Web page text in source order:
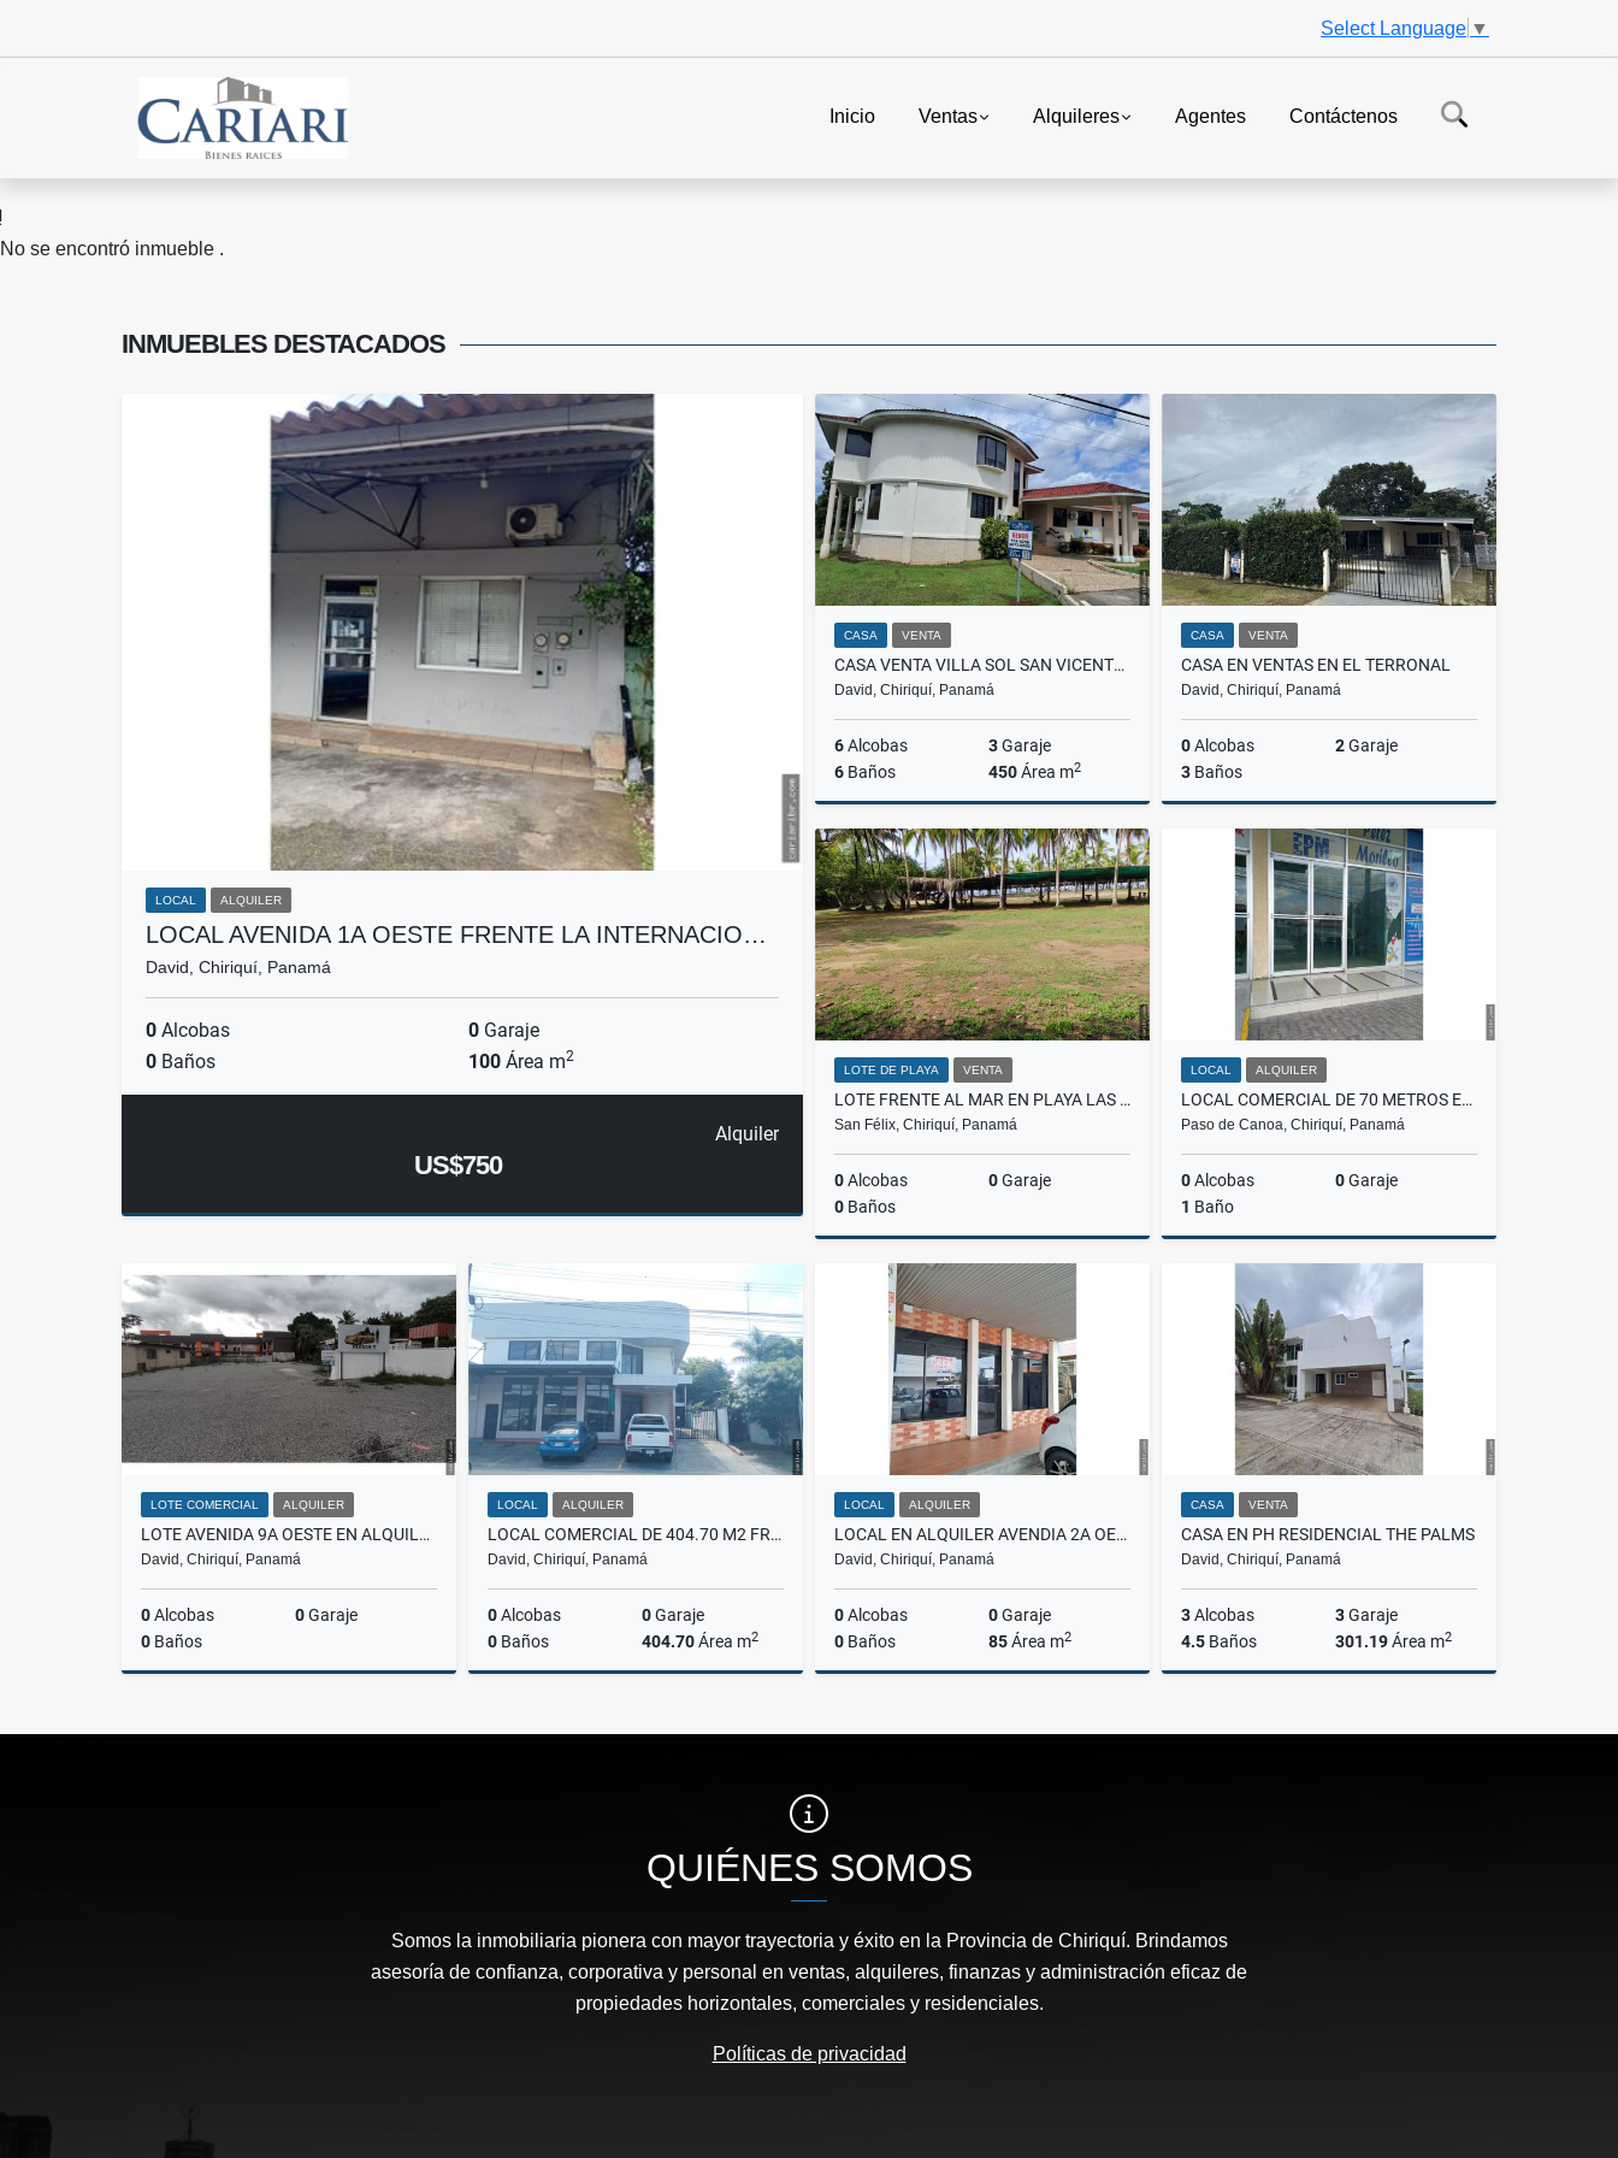
Select Language ▼
Inicio Ventas Alquileres Agentes Contáctenos
No se encontró inmueble .
INMUEBLES DESTACADOS
LOCAL ALQUILER
LOCAL AVENIDA 1A OESTE FRENTE LA INTERNACIO…
David, Chiriquí, Panamá
0 Alcobas 0 Garaje
0 Baños 100 Área m2
Alquiler
US$750
CASA VENTA
CASA VENTA VILLA SOL SAN VICENTE CIUDAD DE DAVID
David, Chiriquí, Panamá
6Alcobas 3Garaje
6 Baños 450Área m2
Venta
US$350,000
CASA VENTA
CASA EN VENTAS EN EL TERRONAL
David, Chiriquí, Panamá
0Alcobas 2Garaje
3 Baños
US$200,000
LOTE DE PLAYA VENTA
LOTE FRENTE AL MAR EN PLAYA LAS LAJAS
San Félix, Chiriquí, Panamá
0Alcobas 0Garaje
0 Baños
US$90,000
LOCAL ALQUILER
LOCAL COMERCIAL DE 70 METROS EN PASO CANOA
Paso de Canoa, Chiriquí, Panamá
0Alcobas 0Garaje
1 Baño
US$700
LOTE COMERCIAL ALQUILER
LOTE AVENIDA 9A OESTE EN ALQUILER FRENTE CENTRO SALUD SAN MATEO
David, Chiriquí, Panamá
0Alcobas 0Garaje
0 Baños
US$900
LOCAL ALQUILER
LOCAL COMERCIAL DE 404.70 M2 FRENTE MUNICIPIO DAVID
David, Chiriquí, Panamá
0Alcobas 0Garaje
0 Baños 404.70Área m2
US$4,100
LOCAL ALQUILER
LOCAL EN ALQUILER AVENDIA 2A OESTE FRENTE BANCO NACIONAL
David, Chiriquí, Panamá
0Alcobas 0Garaje
0 Baños 85Área m2
US$850
CASA VENTA
CASA EN PH RESIDENCIAL THE PALMS
David, Chiriquí, Panamá
3Alcobas 3Garaje
4.5 Baños 301.19Área m2
US$450,000 US$2,500
QUIÉNES SOMOS
Somos la inmobiliaria pionera con mayor trayectoria y éxito en la Provincia de Chiriquí. Brindamos
asesoría de confianza, corporativa y personal en ventas, alquileres, finanzas y administración eficaz de
propiedades horizontales, comerciales y residenciales.
Políticas de privacidad